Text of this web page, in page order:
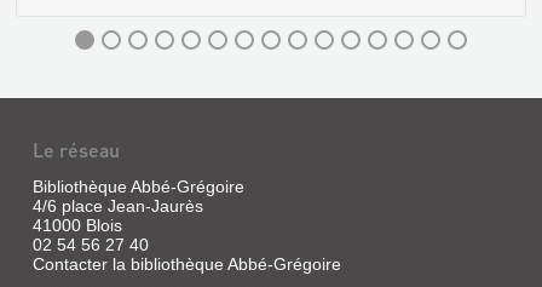
Le réseau
Bibliothèque Abbé-Grégoire
4/6 place Jean-Jaurès
41000 Blois
02 54 56 27 40
Contacter la bibliothèque Abbé-Grégoire